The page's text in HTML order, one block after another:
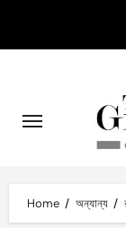
content
Home অন্যান্য